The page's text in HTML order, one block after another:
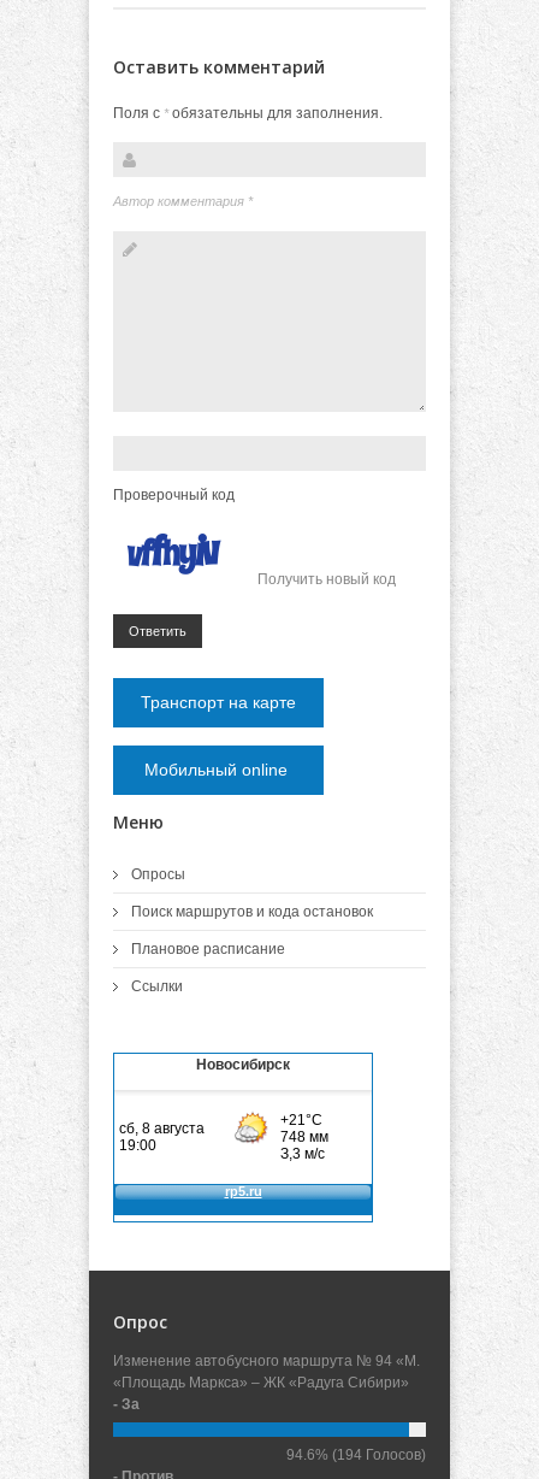
Оставить комментарий
Поля с *обязательны для заполнения.
Автор комментария *
Проверочный код
Получить новый код
Ответить
Транспорт на карте
Мобильный online
Меню
Опросы
Поиск маршрутов и кода остановок
Плановое расписание
Ссылки
Новосибирск
Опрос
Изменение автобусного маршрута № 94 «М.
«Площадь Маркса» – ЖК «Радуга Сибири»
- За
94.6% (194 Голосов)